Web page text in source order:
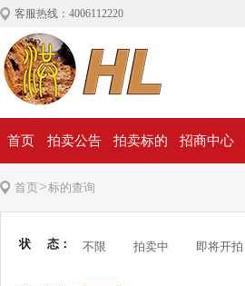
客服热线：4006112220
首页 拍卖公告 拍卖标的 招商中心
首页>标的查询
状 态： 不限 拍卖中 即将开拍